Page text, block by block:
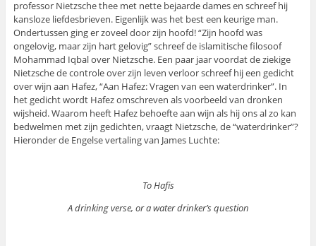
professor Nietzsche thee met nette bejaarde dames en schreef hij
kansloze liefdesbrieven. Eigenlijk was het best een keurige man.
Ondertussen ging er zoveel door zijn hoofd! “Zijn hoofd was
ongelovig, maar zijn hart gelovig” schreef de islamitische filosoof
Mohammad Iqbal over Nietzsche. Een paar jaar voordat de ziekige
Nietzsche de controle over zijn leven verloor schreef hij een gedicht
over wijn aan Hafez, “Aan Hafez: Vragen van een waterdrinker”. In
het gedicht wordt Hafez omschreven als voorbeeld van dronken
wijsheid. Waarom heeft Hafez behoefte aan wijn als hij ons al zo kan
bedwelmen met zijn gedichten, vraagt Nietzsche, de “waterdrinker”?
Hieronder de Engelse vertaling van James Luchte:
To Hafis
A drinking verse, or a water drinker’s question